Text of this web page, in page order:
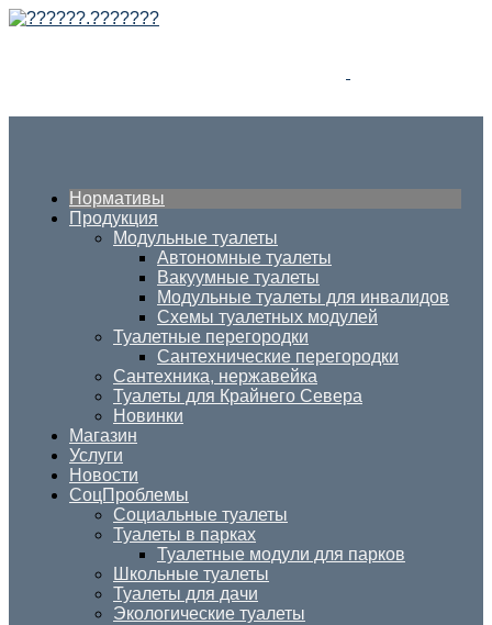
Нормативы
Продукция
Модульные туалеты
Автономные туалеты
Вакуумные туалеты
Модульные туалеты для инвалидов
Схемы туалетных модулей
Туалетные перегородки
Сантехнические перегородки
Сантехника, нержавейка
Туалеты для Крайнего Севера
Новинки
Магазин
Услуги
Новости
СоцПроблемы
Социальные туалеты
Туалеты в парках
Туалетные модули для парков
Школьные туалеты
Туалеты для дачи
Экологические туалеты